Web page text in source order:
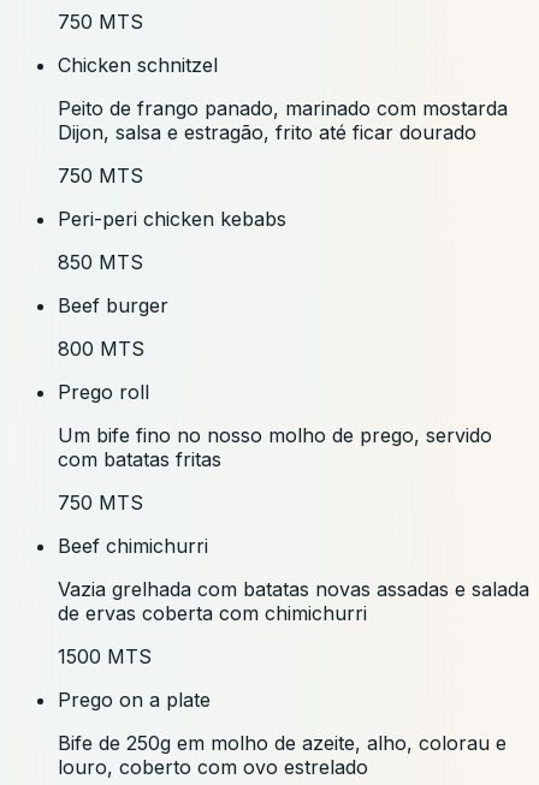
750 MTS
Chicken schnitzel
Peito de frango panado, marinado com mostarda
Dijon, salsa e estragão, frito até ficar dourado
750 MTS
Peri-peri chicken kebabs
850 MTS
Beef burger
800 MTS
Prego roll
Um bife fino no nosso molho de prego, servido
com batatas fritas
750 MTS
Beef chimichurri
Vazia grelhada com batatas novas assadas e salada
de ervas coberta com chimichurri
1500 MTS
Prego on a plate
Bife de 250g em molho de azeite, alho, colorau e
louro, coberto com ovo estrelado